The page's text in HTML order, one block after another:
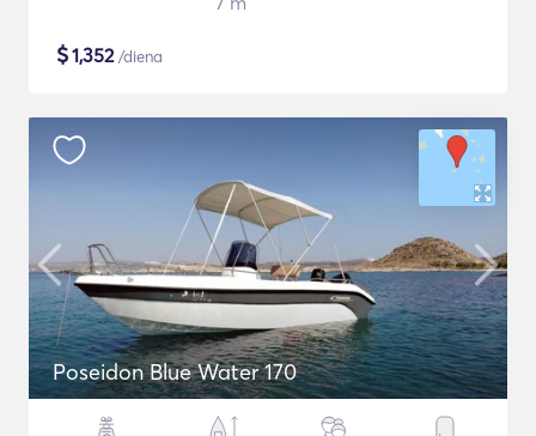
$1,352/diena
Poseidon Blue Water 170